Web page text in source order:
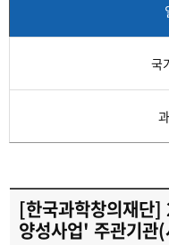
국
[한국과학창의재단
양성사업' 주관기관